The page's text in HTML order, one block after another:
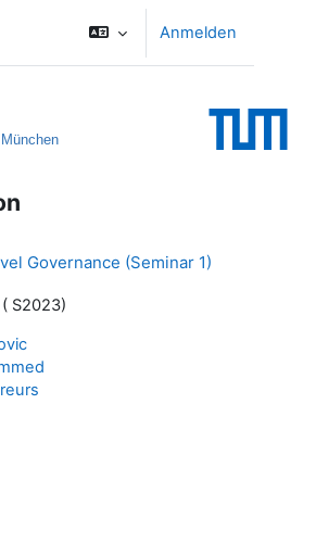
Anmelden
Governance (Seminar 1)
S2023)